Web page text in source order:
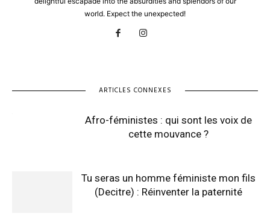
world. Expect the unexpected!
ARTICLES CONNEXES
Afro-féministes : qui sont les voix de
cette mouvance ?
Tu seras un homme féministe mon fils
(Decitre) : Réinventer la paternité